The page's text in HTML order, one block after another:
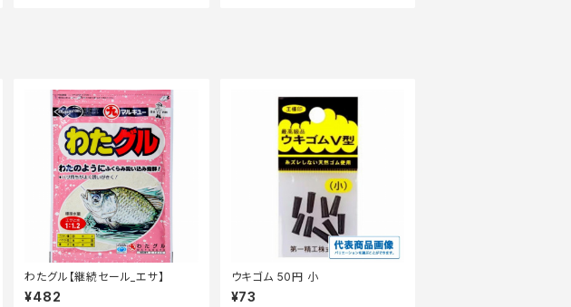
わたグル【継続セール_エサ】
¥482
ウキゴム 50円 小
¥73